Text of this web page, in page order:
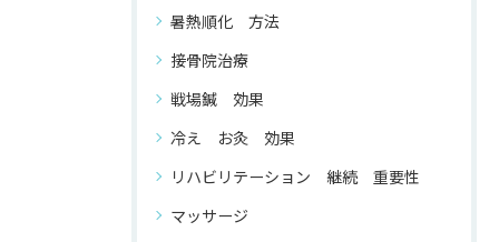
暑熱順化 方法
接骨院治療
戦場鍼 効果
冷え お灸 効果
リハビリテーション 継続 重要性
マッサージ